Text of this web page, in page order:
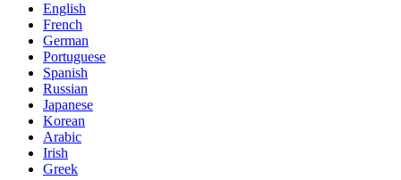
English
French
German
Portuguese
Spanish
Russian
Japanese
Korean
Arabic
Irish
Greek